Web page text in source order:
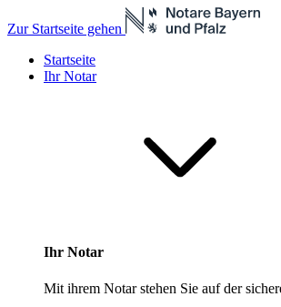
Zur Startseite gehen
Startseite
Ihr Notar
Ihr Notar
Mit ihrem Notar stehen Sie auf der